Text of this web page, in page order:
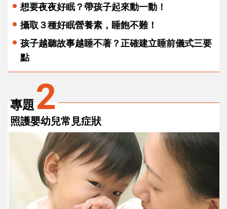
想要夜夜好眠？帶孩子起來動一動！
攝取３種好眠營養素，睡飽不難！
孩子越聽故事越睡不著？正確建立睡前儀式三要
點
專題2
照護嬰幼兒常見症狀